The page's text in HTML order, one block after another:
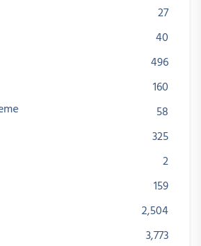
27
40
496
160
58
325
2
159
2,504
3,773